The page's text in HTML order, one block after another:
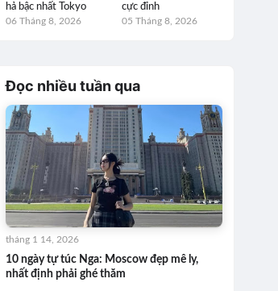
hả bậc nhất Tokyo
06 Tháng 8, 2026
cực đỉnh
05 Tháng 8, 2026
Đọc nhiều tuần qua
10 ngày tự túc Nga: Moscow đẹp mê ly,
nhất định phải ghé thăm
tháng 1 14, 2026